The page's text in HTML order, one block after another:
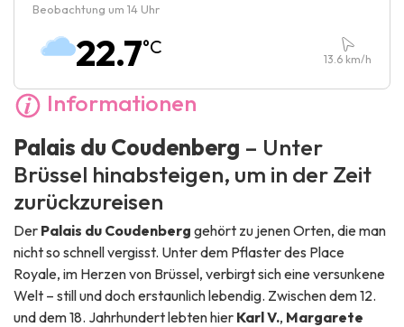
Samstag :
Sonntag :10:00- 18:00
Beobachtung um 14 Uhr
22.7°C
13.6 km/h
Informationen
Palais du Coudenberg – Unter
Brüssel hinabsteigen, um in der Zeit
zurückzureisen
Der Palais du Coudenberg gehört zu jenen Orten, die man
nicht so schnell vergisst. Unter dem Pflaster des Place
Royale, im Herzen von Brüssel, verbirgt sich eine versunkene
Welt – still und doch erstaunlich lebendig. Zwischen dem 12.
und dem 18. Jahrhundert lebten hier Karl V., Margarete